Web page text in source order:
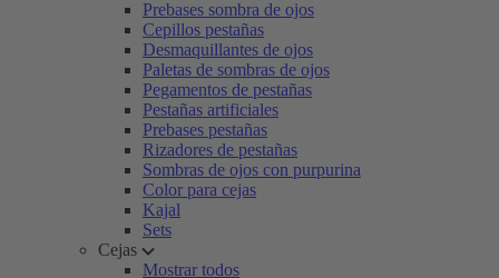
Prebases sombra de ojos
Cepillos pestañas
Desmaquillantes de ojos
Paletas de sombras de ojos
Pegamentos de pestañas
Pestañas artificiales
Prebases pestañas
Rizadores de pestañas
Sombras de ojos con purpurina
Color para cejas
Kajal
Sets
Cejas
Mostrar todos